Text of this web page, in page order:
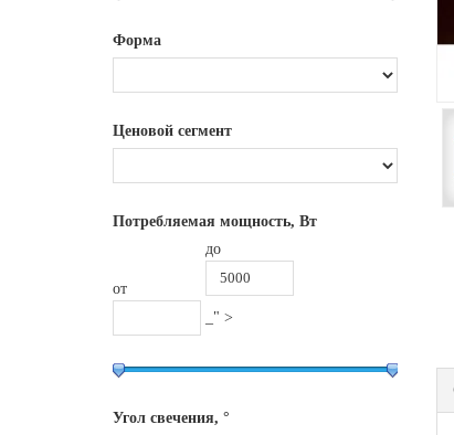
Форма
Ценовой сегмент
Потребляемая мощность, Вт
от
до
_" >
Угол свечения, °